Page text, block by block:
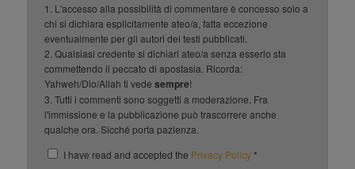
1. L'accesso alla possibilità di commentare è concesso solo a
chi si dichiara esplicitamente ateo/a, fatta eccezione
eventualmente per gli autori dei testi pubblicati.
2. Qualsiasi credente si dichiari ateo/a senza esserlo sta
commettendo il peccato di apostasia. Ricorda:
Yahweh/Dio/Allah ti vedesempre!
3. Tutti i commenti sono soggetti a moderazione. Fra
l'immissione e la pubblicazione può trascorrere anche
qualche ora. Sicché porta pazienza.
I have read and accepted the Privacy Policy*